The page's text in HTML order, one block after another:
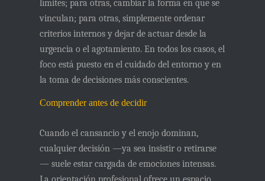
límites; para otras, cambiar la forma en que se
vinculan; para otras, simplemente ordenar
criterios internos y dejar de actuar desde la
urgencia o el agotamiento. En todos los casos, el
foco está puesto en el cuidado del entorno y en
la toma de decisiones más conscientes.
Comprender antes de decidir
Cuando el cansancio y el enojo dominan,
cualquier decisión —ya sea insistir o retirarse
— suele estar cargada de emociones intensas.